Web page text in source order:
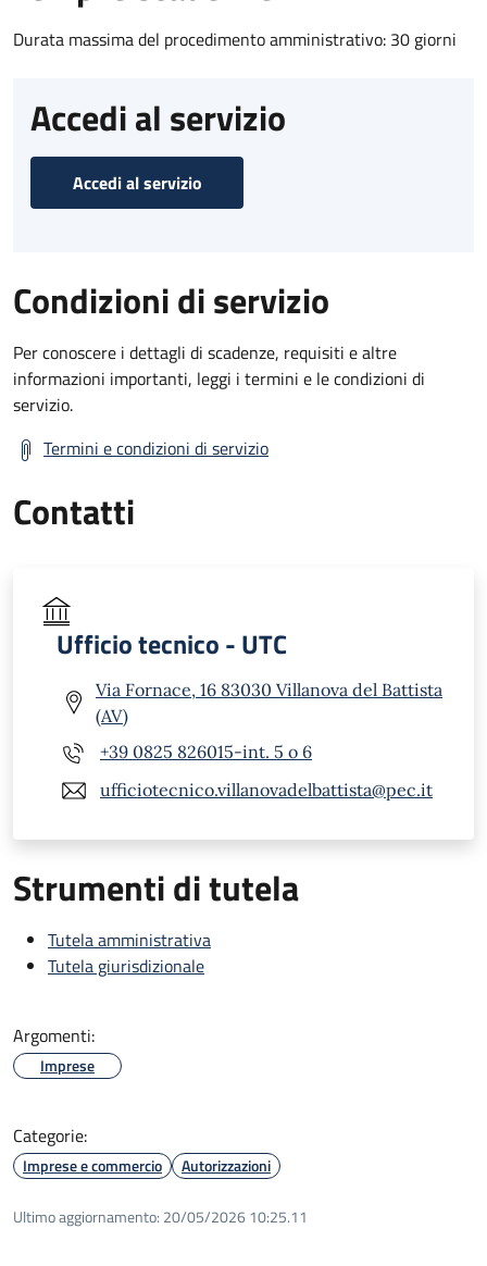
Durata massima del procedimento amministrativo: 30 giorni
Accedi al servizio
Accedi al servizio
Condizioni di servizio
Per conoscere i dettagli di scadenze, requisiti e altre
informazioni importanti, leggi i termini e le condizioni di
servizio.
Termini e condizioni di servizio
Contatti
Ufficio tecnico - UTC
Via Fornace, 16 83030 Villanova del Battista
(AV)
+39 0825 826015-int. 5 o 6
ufficiotecnico.villanovadelbattista@pec.it
Strumenti di tutela
Tutela amministrativa
Tutela giurisdizionale
Argomenti:
Imprese
Categorie:
Imprese e commercio Autorizzazioni
Ultimo aggiornamento: 20/05/2026 10:25.11